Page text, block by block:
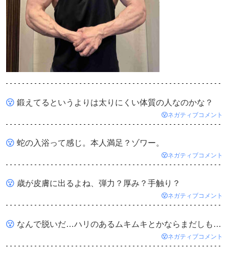
鍛えてるというよりは太りにくい体質の人なのかな？
ネガティブコメント
蛇の入浴って感じ。本人満足？ゾワー。
ネガティブコメント
歳が皮膚に出るよね、弾力？厚み？手触り？
ネガティブコメント
なんで脱いだ…ハリのあるムキムキとかならまだしも…
ネガティブコメント